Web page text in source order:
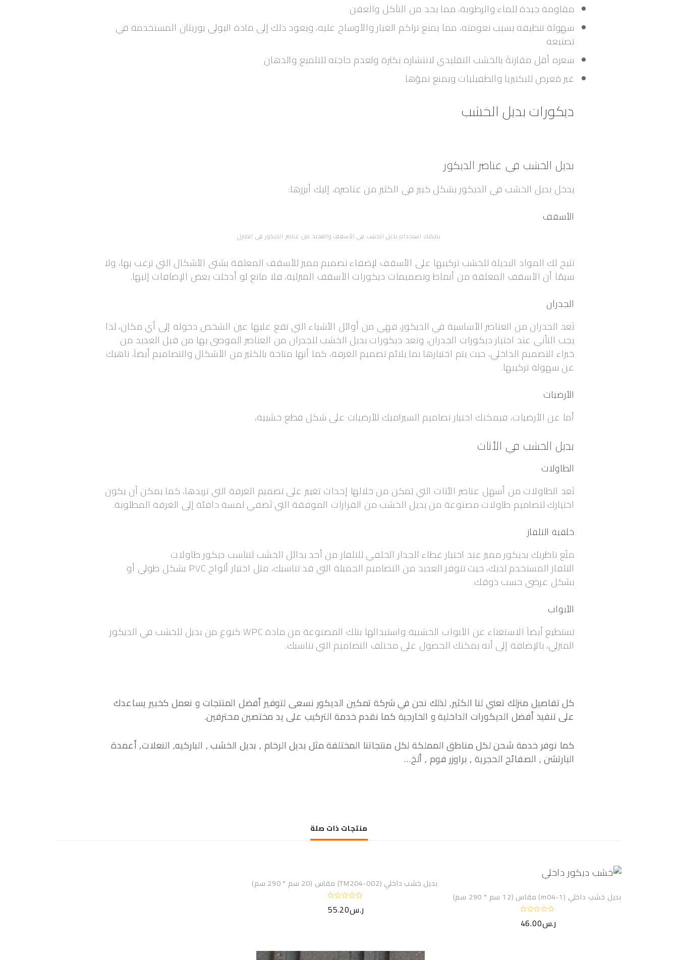
مقاومة جيدة للماء والرطوبة، مما يحد من التآكل والعفن
سهولة تنظيفه بسبب نعومته، مما يمنع تراكم الغبار والأوساخ عليه، ويعود ذلك إلى مادة البولي يوريثان المستخدمة في
تصنيعه
سعره أقل مقارنةً بالخشب التقليدي لانتشاره بكثرة ولعدم حاجته للتلميع والدهان
غير مُعرض للبكتيريا والطفيليات ويمنع نموّها
ديكورات بديل الخشب
بديل الخشب في عناصر الديكور
يدخل بديل الخشب في الديكور بشكل كبير في الكثير من عناصره، إليك أبرزها:
الأسقف
يمكنك استخدام بديل الخشب في الأسقف والعديد من عناصر الديكور في المنزل
تتيح لك المواد البديلة للخشب تركيبها على الأسقف لإضفاء تصميم مميز للأسقف المعلقة بشتى الأشكال التي ترغب بها، ولا
سيمّا أن الأسقف المعلقة من أنماط وتصميمات ديكورات الأسقف المنزلية، فلا مانع لو أدخلت بعض الإضافات إليها.
الجدران
تُعد الجدران من العناصر الأساسية في الديكور، فهي من أوائل الأشياء التي تقع عليها عين الشخص دخوله إلى أي مكان، لذا
يجب التأني عند اختيار ديكورات الجدران، وتعد ديكورات بديل الخشب للجدران من العناصر الموصى بها من قبل العديد من
خبراء التصميم الداخلي، حيث يتم اختيارها بما يلائم تصميم الغرفة، كما أنها متاحة بالكثير من الأشكال والتصاميم أيضاً، ناهيك
عن سهولة تركيبها.
الأرضيات
أما عن الأرضيات، فيمكنك اختيار تصاميم السيراميك للأرضيات على شكل قطع خشبية،
بديل الخشب في الأثاث
الطاولات
تُعد الطاولات من أسهل عناصر الأثاث التي يُمكن من خلالها إحداث تغيير على تصميم الغرفة التي تريدها، كما يمكن أن يكون
اختيارك لتصاميم طاولات مصنوعة من بديل الخشب من القرارات الموفقة التي تُضفي لمسة دافئة إلى الغرفة المطلوبة.
خلفية التلفاز
متّع ناظريك بديكور مميز عند اختيار غطاء الجدار الخلفي للتلفاز من أحد بدائل الخشب لتناسب ديكور طاولات
التلفاز المستخدم لديك، حيث تتوفر العديد من التصاميم الجميلة التي قد تناسبك، مثل اختيار ألواح PVC بشكل طولي أو
بشكل عرضي حسب ذوقك.
الأبواب
تستطيع أيضاً الاستغناء عن الأبواب الخشبية واستبدالها بتلك المصنوعة من مادة WPC كنوع من بديل للخشب في الديكور
المنزلي، بالإضافة إلى أنه يمكنك الحصول على مختلف التصاميم التي تناسبك.
كل تفاصيل منزلك تعني لنا الكثير, لذلك نحن في شركة تمكين الديكور نسعى لتوفير أفضل المنتجات و نعمل كخبير يساعدك
على تنفيذ أفضل الديكورات الداخلية و الخارجية كما نقدم خدمة التركيب على يد مختصين محترفين.
كما نوفر خدمة شحن لكل مناطق المملكة لكل منتجاتنا المختلفة مثل بديل الرخام , بديل الخشب , الباركيه, النعلات, أعمدة
البارتشن , الصفائح الحجرية , براوزر فوم , ألخ…
منتجات ذات صلة
بديل خشب داخلي (m04-1) مقاس (12 سم * 290 سم)
م
ر.س46.00
بديل خشب داخلي (TM204-002) مقاس (20 سم * 290 سم)
م
ي
م
ر.س55.20